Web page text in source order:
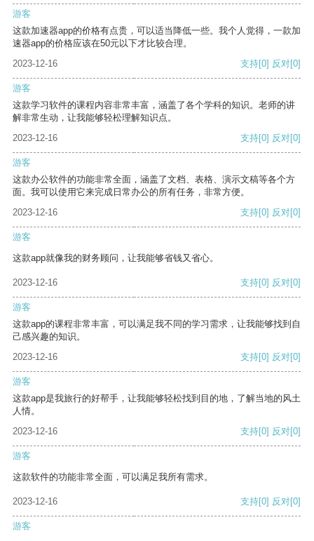
游客
这款加速器app的价格有点贵，可以适当降低一些。我个人觉得，一款加
速器app的价格应该在50元以下才比较合理。
2023-12-16
支持[0] 反对[0]
游客
这款学习软件的课程内容非常丰富，涵盖了各个学科的知识。老师的讲
解非常生动，让我能够轻松理解知识点。
2023-12-16
支持[0] 反对[0]
游客
这款办公软件的功能非常全面，涵盖了文档、表格、演示文稿等各个方
面。我可以使用它来完成日常办公的所有任务，非常方便。
2023-12-16
支持[0] 反对[0]
游客
这款app就像我的财务顾问，让我能够省钱又省心。
2023-12-16 支持[0] 反对[0]
游客
这款app的课程非常丰富，可以满足我不同的学习需求，让我能够找到自
己感兴趣的知识。
2023-12-16
支持[0] 反对[0]
游客
这款app是我旅行的好帮手，让我能够轻松找到目的地，了解当地的风土
人情。
2023-12-16
支持[0] 反对[0]
游客
这款软件的功能非常全面，可以满足我所有需求。
2023-12-16 支持[0] 反对[0]
游客